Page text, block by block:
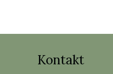
Kontakt